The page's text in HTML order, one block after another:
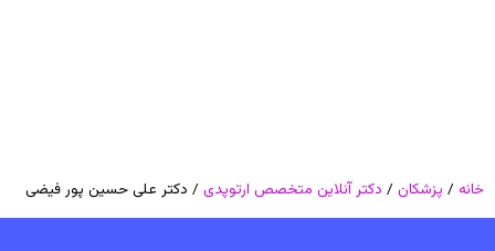
خانه / پزشکان / دکتر آنلاین متخصص ارتوپدی / دکتر علی حسین پور فیضی